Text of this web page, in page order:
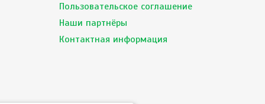
Пользовательское соглашение
Наши партнёры
Контактная информация